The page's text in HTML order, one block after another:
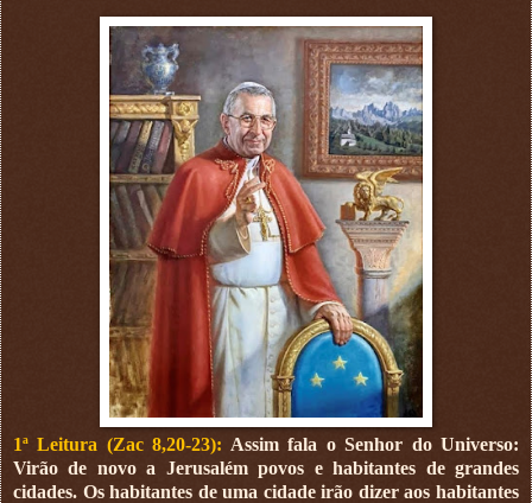
1ª Leitura (Zac 8,20-23): Assim fala o Senhor do Universo:
Virão de novo a Jerusalém povos e habitantes de grandes
cidades. Os habitantes de uma cidade irão dizer aos habitantes